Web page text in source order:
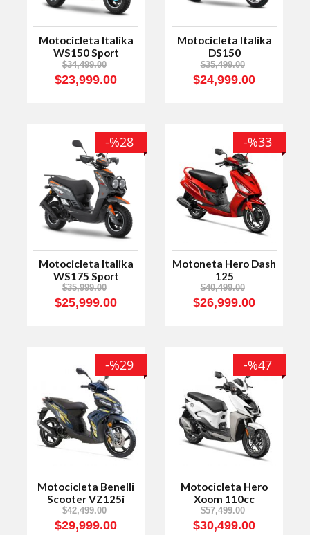
Motocicleta Italika
WS150 Sport
$34,499.00
$23,999.00
Motocicleta Italika
DS150
$35,499.00
$24,999.00
Motocicleta Italika
WS175 Sport
Negro/Azul 2024
$35,999.00
$25,999.00
-%28
Motoneta Hero Dash
125
$40,499.00
$26,999.00
-%33
Motocicleta Benelli
Scooter VZ125i
$42,499.00
$29,999.00
-%29
Motocicleta Hero
Xoom 110cc
$57,499.00
$30,499.00
-%47